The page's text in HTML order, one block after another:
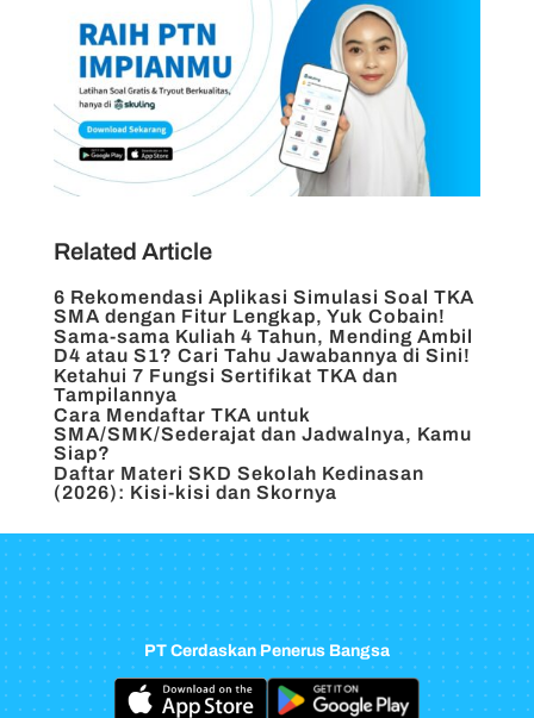
Related Article
6 Rekomendasi Aplikasi Simulasi Soal TKA
SMA dengan Fitur Lengkap, Yuk Cobain!
Sama-sama Kuliah 4 Tahun, Mending Ambil
D4 atau S1? Cari Tahu Jawabannya di Sini!
Ketahui 7 Fungsi Sertifikat TKA dan
Tampilannya
Cara Mendaftar TKA untuk
SMA/SMK/Sederajat dan Jadwalnya, Kamu
Siap?
Daftar Materi SKD Sekolah Kedinasan
(2026): Kisi-kisi dan Skornya
PT Cerdaskan Penerus Bangsa